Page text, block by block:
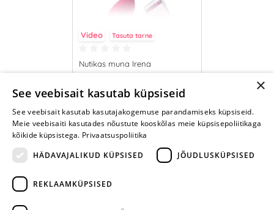
Video Tasuta tarne
Nutikas muna Irena
59.95 €
LISA OSTUKORVI
×
See veebisait kasutab küpsiseid
See veebisait kasutab kasutajakogemuse parandamiseks küpsiseid.
Meie veebisaiti kasutades nõustute kooskõlas meie küpsisepoliitikaga
kõikide küpsistega. Privaatsuspoliitika
HÄDAVAJALIKUD KÜPSISED
JÕUDLUSKÜPSISED
REKLAAMKÜPSISED